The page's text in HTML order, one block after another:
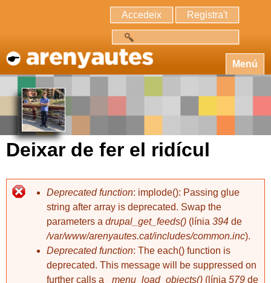
Accedeix Registra't
Menú
Deixar de fer el ridícul
Deprecated function: implode(): Passing glue
string after array is deprecated. Swap the
parameters a drupal_get_feeds() (línia 394 de
/var/www/arenyautes.cat/includes/common.inc).
Deprecated function: The each() function is
deprecated. This message will be suppressed on
further calls a
_menu_load_objects() (línia 579 de